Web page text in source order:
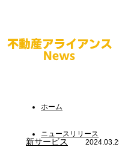
ホーム
ニュースリリース
新サービス